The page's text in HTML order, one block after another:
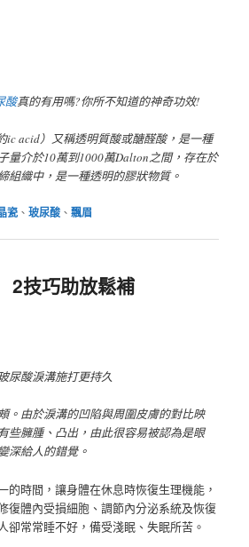
酸真的有用嗎?你所不知道的神奇功效!
ic acid）又稱透明質酸或醣醛酸，是一種
量介於10萬到1000萬Dalton之間，存在於
組織中，是一種透明的膠狀物質。
瓷 、玻尿酸 、飄眉
技巧助放鬆補
尿酸淚溝施打更持久
。由於淚溝的凹陷與周圍皮膚的對比映
些臃腫、凸出，由此很容易被認為是眼
深給人的錯覺。
的時間，讓身體在休息時恢復生理機能，
復體內受損細胞、調節內分泌系統及恢復
卻常常睡不好，備受淺眠、失眠所苦。